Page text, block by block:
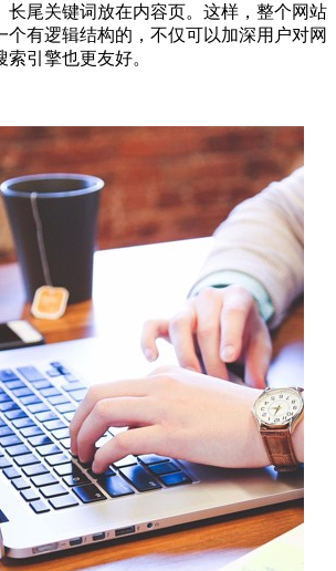
长尾关键词放在内容页。这样，整个网站
个有逻辑结构的，不仅可以加深用户对网
引擎也更友好。